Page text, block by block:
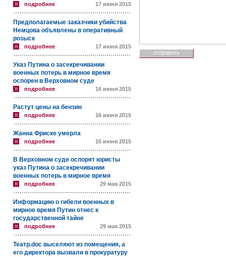
подробнее 17 июня 2015
Предполагаемые заказчики убийства
Немцова объявлены в оперативный
розыск
подробнее 17 июня 2015
Указ Путина о засекречивании
военных потерь в мирное время
оспорен в Верховном суде
подробнее 16 июня 2015
Растут цены на бензин
подробнее 16 июня 2015
Жанна Фриске умерла
подробнее 16 июня 2015
В Верховном суде оспорят юристы
указ Путина о засекречивании
военных потерь в мирное время
подробнее 29 мая 2015
Информацию о гибели военных в
мирное время Путин отнес к
государственной тайне
подробнее 29 мая 2015
Театр.doc выселяют из помещения, а
его директора вызвали в прокуратуру